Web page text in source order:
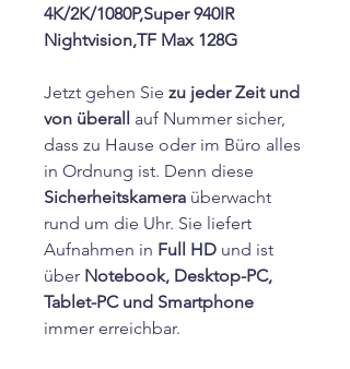
4K/2K/1080P,Super 940IR
Nightvision,TF Max 128G
Jetzt gehen Sie zu jeder Zeit und
von überall
auf Nummer sicher,
dass zu Hause oder im Büro alles
in Ordnung ist. Denn diese
Sicherheitskamera überwacht
rund um die Uhr. Sie liefert
Aufnahmen in Full HD und ist
über Notebook, Desktop-PC,
Tablet-PC und Smartphone
immer erreichbar.